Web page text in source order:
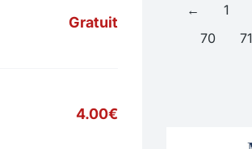
Gratuit
4.00€
← 1
70
71